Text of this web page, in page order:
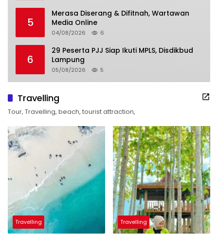
5
Merasa Diserang & Difitnah, Wartawan
Media Online
04/08/2026 6
6
29 Peserta PJJ Siap Ikuti MPLS, Disdikbud
Lampung
05/08/2026 5
Travelling
Tour, Travelling, beach, tourist attraction,
Travelling Travelling